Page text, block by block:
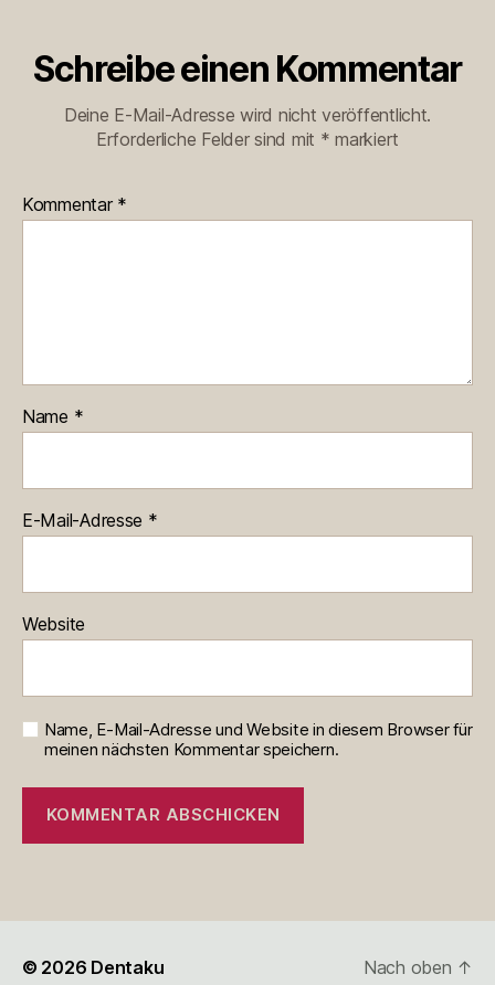
Schreibe einen Kommentar
Deine E-Mail-Adresse wird nicht veröffentlicht.
Erforderliche Felder sind mit * markiert
Kommentar *
Name *
E-Mail-Adresse *
Website
Name, E-Mail-Adresse und Website in diesem Browser für
meinen nächsten Kommentar speichern.
© 2026 Dentaku Nach oben ↑